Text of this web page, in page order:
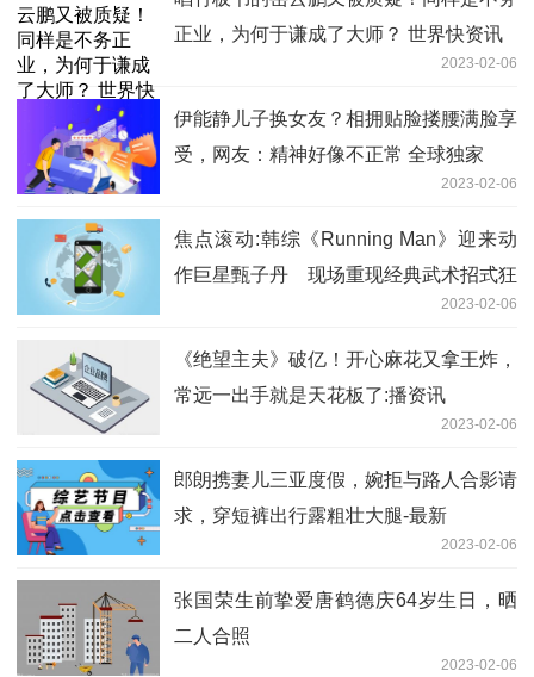
正业，为何于谦成了大师？ 世界快资讯
2023-02-06
伊能静儿子换女友？相拥贴脸搂腰满脸享
受，网友：精神好像不正常 全球独家
2023-02-06
焦点滚动:韩综《Running Man》迎来动
作巨星甄子丹 现场重现经典武术招式狂
2023-02-06
《绝望主夫》破亿！开心麻花又拿王炸，
常远一出手就是天花板了:播资讯
2023-02-06
郎朗携妻儿三亚度假，婉拒与路人合影请
求，穿短裤出行露粗壮大腿-最新
2023-02-06
张国荣生前挚爱唐鹤德庆64岁生日，晒
二人合照
2023-02-06